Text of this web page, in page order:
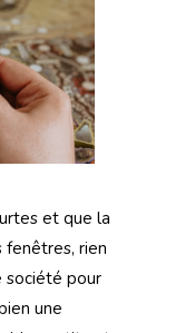
et que la
rien
société pour
une